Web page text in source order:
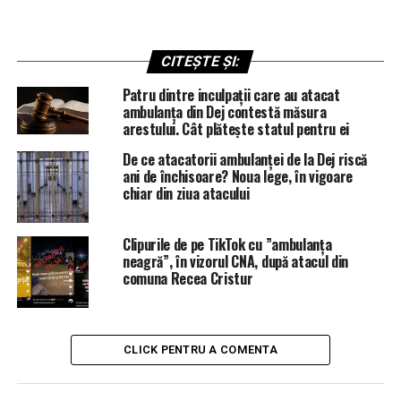
CITEȘTE ȘI:
Patru dintre inculpații care au atacat
ambulanța din Dej contestă măsura
arestului. Cât plăteşte statul pentru ei
De ce atacatorii ambulanței de la Dej riscă
ani de închisoare? Noua lege, în vigoare
chiar din ziua atacului
Clipurile de pe TikTok cu ”ambulanţa
neagră”, în vizorul CNA, după atacul din
comuna Recea Cristur
CLICK PENTRU A COMENTA